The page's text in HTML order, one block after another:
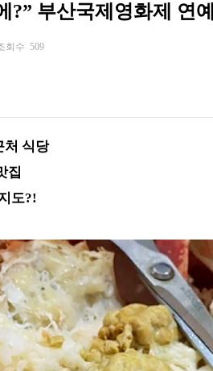
?” 부산국제영화제 연
회수 509
처 식당
집
도?!